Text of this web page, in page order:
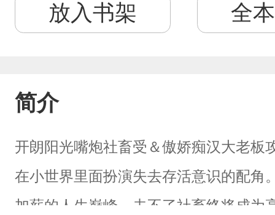
放入书架 全
简介
开朗阳光嘴炮社畜受＆傲娇痴汉大老板
在小世界里面扮演失去存活意识的配角
加薪的人生巅峰。去不了社畜终将成为